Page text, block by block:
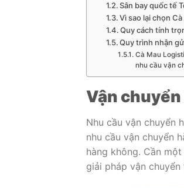
Sân bay quốc tế
Vì sao lại chọn
Quy cách tính
Quy trình nhận
Cà Mau
nhu cầu vận
Vận chuyển
Nhu cầu vận chuyển
nhu cầu vận chuyển
hàng không. Cần
giải pháp vận